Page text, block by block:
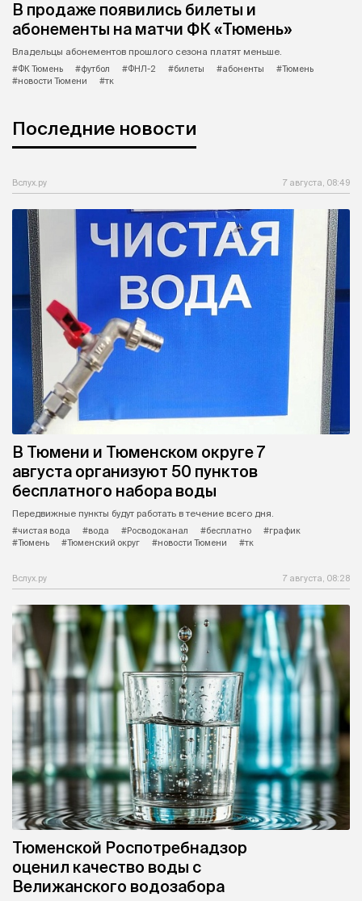
В продаже появились билеты и
абонементы на матчи ФК «Тюмень»
Владельцы абонементов прошлого сезона платят меньше.
#ФК Тюмень
#футбол #ФНЛ-2 #билеты #абоненты
#Тюмень
#новости Тюмени
#тк
Последние новости
Вслух.ру 7 августа, 08:49
В Тюмени и Тюменском округе 7
августа организуют 50 пунктов
бесплатного набора воды
Передвижные пункты будут работать в течение всего дня.
#чистая вода
#вода #Росводоканал #бесплатно
#график
#Тюмень
#Тюменский округ #новости Тюмени #тк
Вслух.ру 7 августа, 08:28
Тюменской Роспотребнадзор
оценил качество воды с
Велижанского водозабора